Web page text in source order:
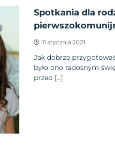
Spotkania dla
11 stycznia 2021
Jak dobrze
było ono radosnym
przed […]